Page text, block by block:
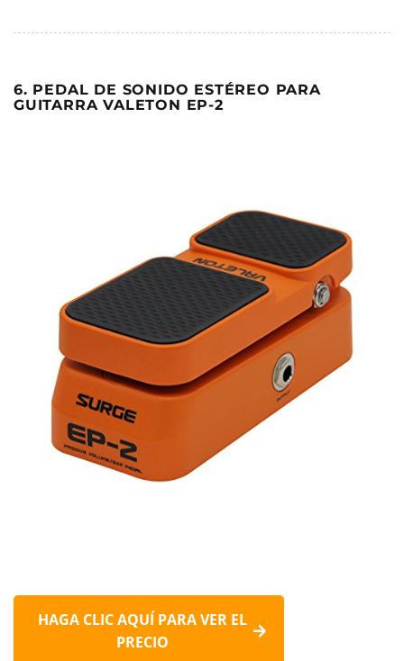
6. PEDAL DE SONIDO ESTÉREO PARA
GUITARRA VALETON EP-2
HAGA CLIC AQUÍ PARA VER EL
PRECIO